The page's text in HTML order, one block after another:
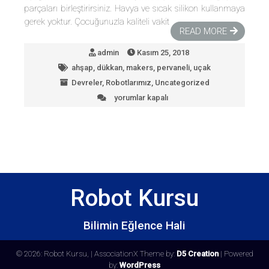
parçaları birleştirirsiniz. Havya ve sıcak silikon kullanmaya
gerek yoktur. Çocuğunuzla kaliteli vakit
READ MORE
admin
Kasım 25, 2018
ahşap, dükkan, makers, pervaneli, uçak
Devreler, Robotlarımız, Uncategorized
Ahşap
yorumlar kapalı
Robot Kursu
Bilimin Eğlence Hali
© 2026: Robot Kursu, | AssociationX Theme by: D5 Creation| Powered
by: WordPress